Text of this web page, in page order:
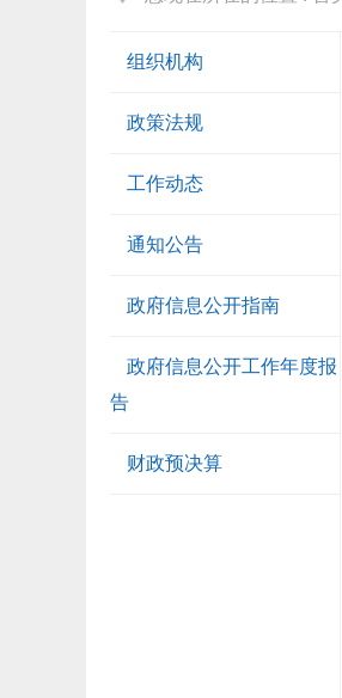
组织机构
政策法规
工作动态
通知公告
政府信息公开指南
政府信息公开工作年度报
告
财政预决算